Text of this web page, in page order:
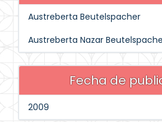
Austreberta Beutelspacher
Austreberta Nazar
Fecha de
2009